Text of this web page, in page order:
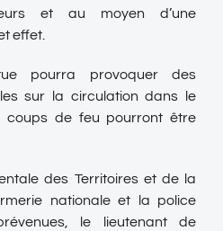
et au moyen d’une
effet.
pourra provoquer des
sur la circulation dans le
coups de feu pourront être
des Territoires et de la
nationale et la police
le lieutenant de